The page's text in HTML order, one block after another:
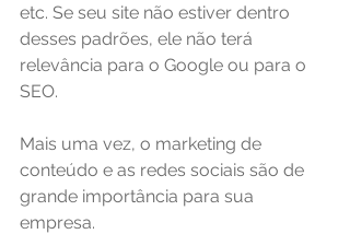
etc. Se seu site não estiver dentro
desses padrões, ele não terá
relevância para o Google ou para o
SEO.
Mais uma vez, o marketing de
conteúdo e as redes sociais são de
grande importância para sua
empresa.